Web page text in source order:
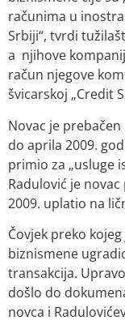
računima u
Srbiji“, tvrdi
a njihove
račun njegove
švicarskoj „Credit
Novac je
do aprila 2009.
primio za „usluge
Radulović je
2009. uplatio na
Čovjek preko
biznismene
transakcija.
došlo do
novca i